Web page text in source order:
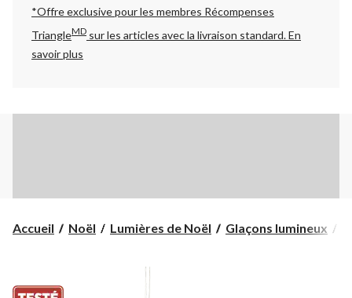
*Offre exclusive pour les membres Récompenses
TriangleMD sur les articles avec la livraison standard.En
savoir plus
Accueil Noël Lumières de Noël Glaçons lumineux